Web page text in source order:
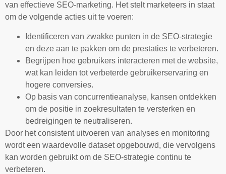
van effectieve SEO-marketing. Het stelt marketeers in staat
om de volgende acties uit te voeren:
Identificeren van zwakke punten in de SEO-strategie
en deze aan te pakken om de prestaties te verbeteren.
Begrijpen hoe gebruikers interacteren met de website,
wat kan leiden tot verbeterde gebruikerservaring en
hogere conversies.
Op basis van concurrentieanalyse, kansen ontdekken
om de positie in zoekresultaten te versterken en
bedreigingen te neutraliseren.
Door het consistent uitvoeren van analyses en monitoring
wordt een waardevolle dataset opgebouwd, die vervolgens
kan worden gebruikt om de SEO-strategie continu te
verbeteren.